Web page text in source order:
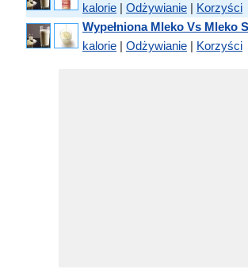
kalorie | Odżywianie | Korzyści
Wypełniona Mleko Vs Mleko
kalorie | Odżywianie | Korzyści